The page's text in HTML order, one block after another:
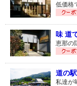
低価格
味 道
恵那の
道の
私達が